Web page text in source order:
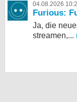
04.08.2026
Furious:
Ja, die
streamen,...